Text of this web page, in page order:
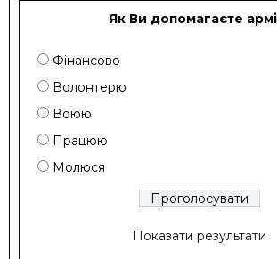
Як Ви допомагаєте
Фінансово
Волонтерю
Воюю
Працюю
Молюся
Показати результати